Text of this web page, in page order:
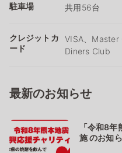
駐車場 共用56台
クレジットカ
ード
VISA、Master
Diners Club
最新のお知らせ
「令和8
施 のお知